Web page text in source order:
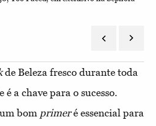
de Beleza fresco durante toda
a chave para o sucesso.
bom primeré essencial para